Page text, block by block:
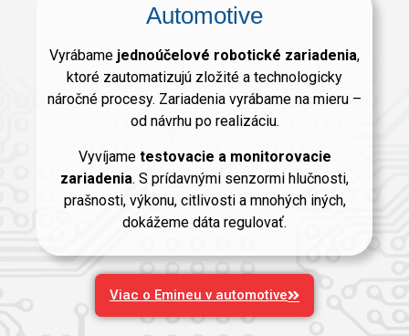
Automotive
Vyrábame jednoúčelové robotické zariadenia,
ktoré zautomatizujú zložité a technologicky
náročné procesy. Zariadenia vyrábame na mieru –
od návrhu po realizáciu.
Vyvíjame testovacie a monitorovacie
zariadenia. S prídavnými senzormi hlučnosti,
prašnosti, výkonu, citlivosti a mnohých iných,
dokážeme dáta regulovať.
Viac o Emineu v automotive